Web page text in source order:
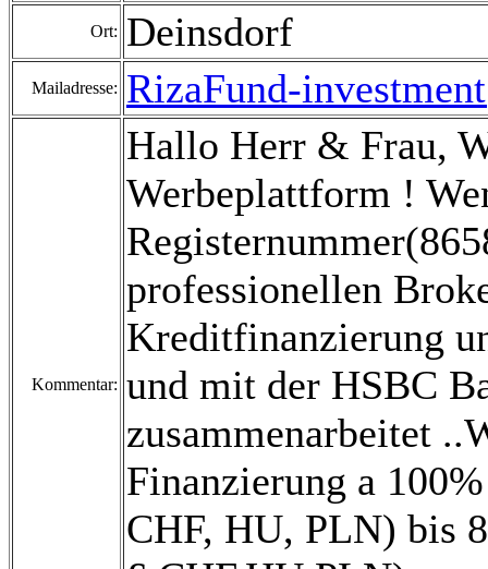
Ort: Deinsdorf
Mailadresse: RizaFund-
Kommentar:
Hallo Herr & Frau,
Werbeplattform !
professionellen
Kreditfinanzierung
und mit der HSBC
zusammenarbeitet
Finanzierung a
CHF, HU, PLN) bis